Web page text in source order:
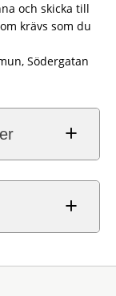
och skicka till
krävs som du
Södergatan